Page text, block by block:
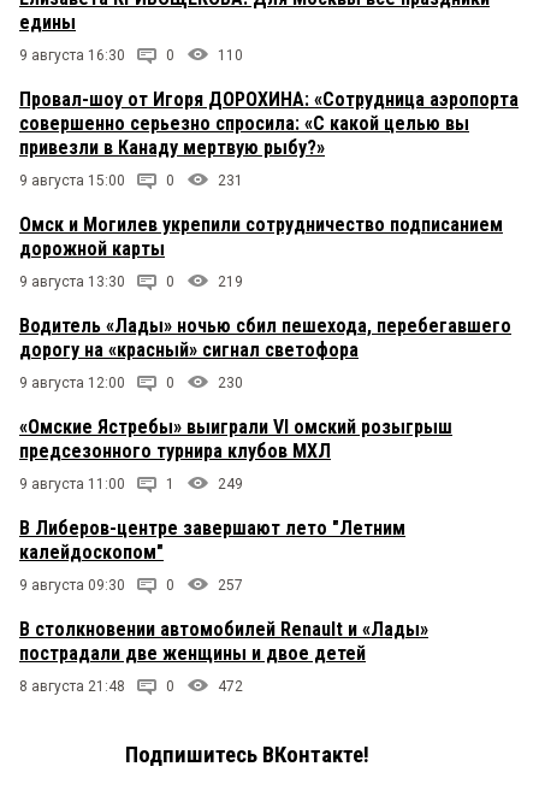
едины
9 августа 16:30 0 110
Провал-шоу от Игоря ДОРОХИНА: «Сотрудница аэропорта
совершенно серьезно спросила: «С какой целью вы
привезли в Канаду мертвую рыбу?»
9 августа 15:00 0 231
Омск и Могилев укрепили сотрудничество подписанием
дорожной карты
9 августа 13:30 0 219
Водитель «Лады» ночью сбил пешехода, перебегавшего
дорогу на «красный» сигнал светофора
9 августа 12:00 0 230
«Омские Ястребы» выиграли VI омский розыгрыш
предсезонного турнира клубов МХЛ
9 августа 11:00 1 249
В Либеров-центре завершают лето "Летним
калейдоскопом"
9 августа 09:30 0 257
В столкновении автомобилей Renault и «Лады»
пострадали две женщины и двое детей
8 августа 21:48 0 472
Подпишитесь ВКонтакте!